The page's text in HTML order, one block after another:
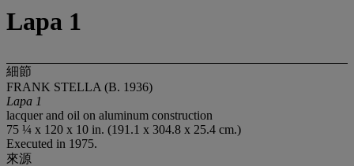
Lapa 1
細節
FRANK STELLA (B. 1936)
Lapa 1
lacquer and oil on aluminum construction
75 ¼ x 120 x 10 in. (191.1 x 304.8 x 25.4 cm.)
Executed in 1975.
來源